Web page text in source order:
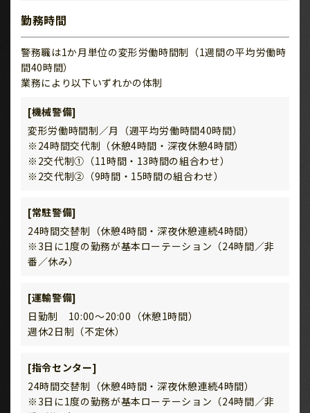
勤務時間
警務職は1か月単位の変形労働時間制（1週間の平均労働時
間40時間）
業務により以下いずれかの体制
[機械警備]
変形労働時間制／月（週平均労働時間40時間）
※24時間交代制（休憩4時間・深夜休憩4時間）
※2交代制①（11時間・13時間の組合わせ）
※2交代制②（9時間・15時間の組合わせ）
[常駐警備]
24時間交替制（休憩4時間・深夜休憩連続4時間）
※3日に1度の勤務が基本ローテーション（24時間／非
番／休み）
[運輸警備]
日勤制 10:00～20:00（休憩1時間）
週休2日制（不定休）
[指令センター]
24時間交替制（休憩4時間・深夜休憩連続4時間）
※3日に1度の勤務が基本ローテーション（24時間／非